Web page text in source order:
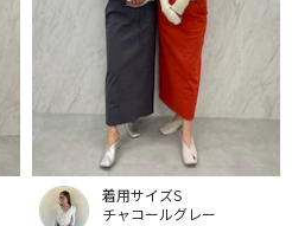
着用サイズS
チャコールグレー